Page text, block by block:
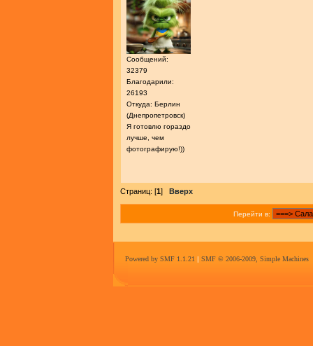
Сообщений:
32379
Благодарили:
26193
Откуда: Берлин
(Днепропетровск)
Я готовлю гораздо
лучше, чем
фотографирую!))
Страниц: [1] Вверх
Перейти в:
Powered by SMF 1.1.21 | SMF © 2006-2009, Simple Machines